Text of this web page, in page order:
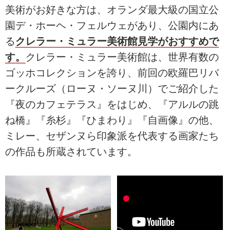
美術がお好きな方は、オランダ最大級の国立公
園デ・ホーヘ・フェルウェがあり、公園内にあ
るクレラー・ミュラー美術館見学がおすすめで
す。 クレラー・ミュラー美術館は、世界有数の
ゴッホコレクションを誇り、前回の欧羅巴リバ
ークルーズ（ローヌ・ソーヌ川）でご紹介した
『夜のカフェテラス』をはじめ、『アルルの跳
ね橋』『糸杉』『ひまわり』『自画像』の他、
ミレー、セザンヌら印象派を代表する画家たち
の作品も所蔵されています。